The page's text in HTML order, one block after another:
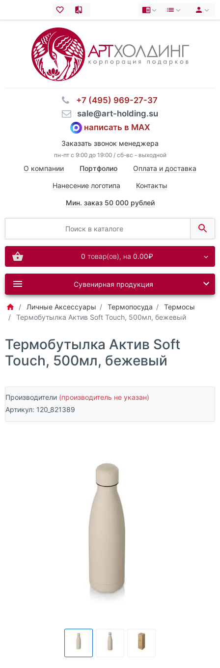
⠀+7 (495) 969-27-37
⠀sale@art-holding.su
написать в MAX
Заказать звонок менеджера
пн-пт с 9:00 до 19:00 / сб-вс - выходной
О компании Портфолио Оплата и доставка
Нанесение логотипа Контакты
Мин. заказ 50 000 рублей
0 товар(ов), на 0.00₽
Сувенирная продукция
Личные Аксессуары Термопосуда
Термосы
Термобутылка Актив Soft Touch, 500мл, бежевый
Термобутылка Актив Soft
Touch, 500мл, бежевый
Производители (производитель не указан)
Артикул: 120_821389